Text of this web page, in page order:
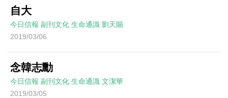
自大
今日信報 副刊文化 生命通識 劉天賜
2019/03/06
念韓志勳
今日信報 副刊文化 生命通識 文潔華
2019/03/05